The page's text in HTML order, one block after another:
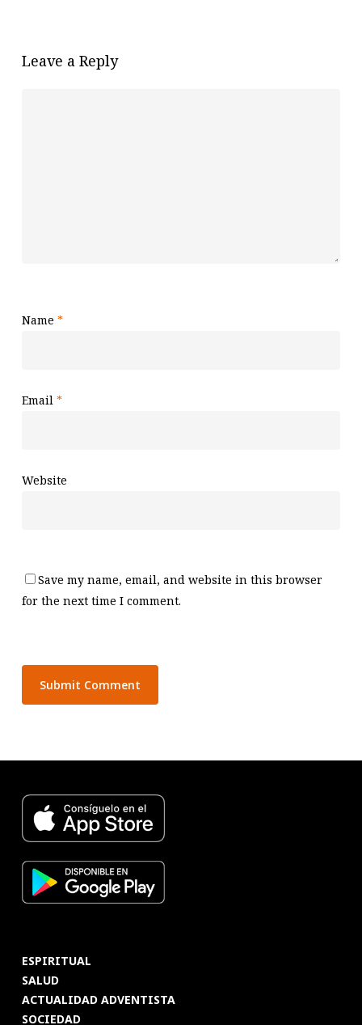
Leave a Reply
Name *
Email *
Website
Save my name, email, and website in this browser
for the next time I comment.
ESPIRITUAL
SALUD
ACTUALIDAD ADVENTISTA
SOCIEDAD